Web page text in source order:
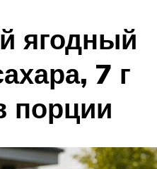
ягодный
7 г
порции